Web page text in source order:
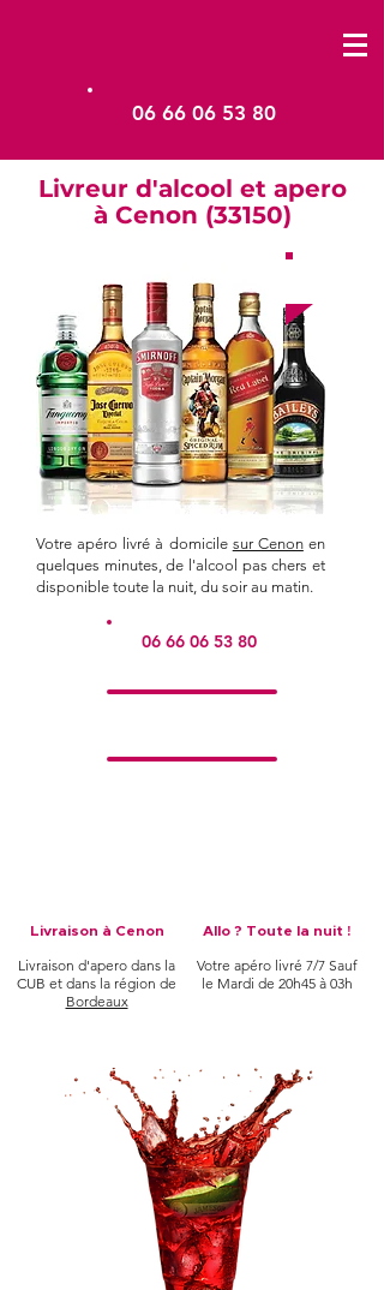
06 66 06 53 80
Livreur d'alcool et apero
à Cenon (33150)
Votre apéro livré à domicile sur Cenonen
quelques minutes, de l'alcool pas chers et
disponible toute la nuit, du soir au matin.
06 66 06 53 80
Livraison à Cenon
Livraison d'apero dans la
CUB et dans la région de
Bordeaux
Allo ? Toute la nuit !
Votre apéro livré 7/7 Sauf
le Mardi de 20h45 à 03h